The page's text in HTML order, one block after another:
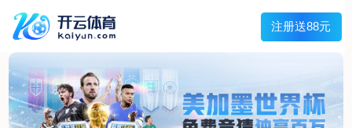
首页
关于我们
荣誉资质
合作伙伴
产品中心